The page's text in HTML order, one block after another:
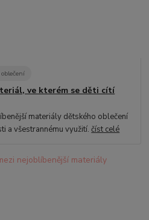
ve kterém se děti cítí
materiály dětského oblečení
a všestrannému využití.číst celé